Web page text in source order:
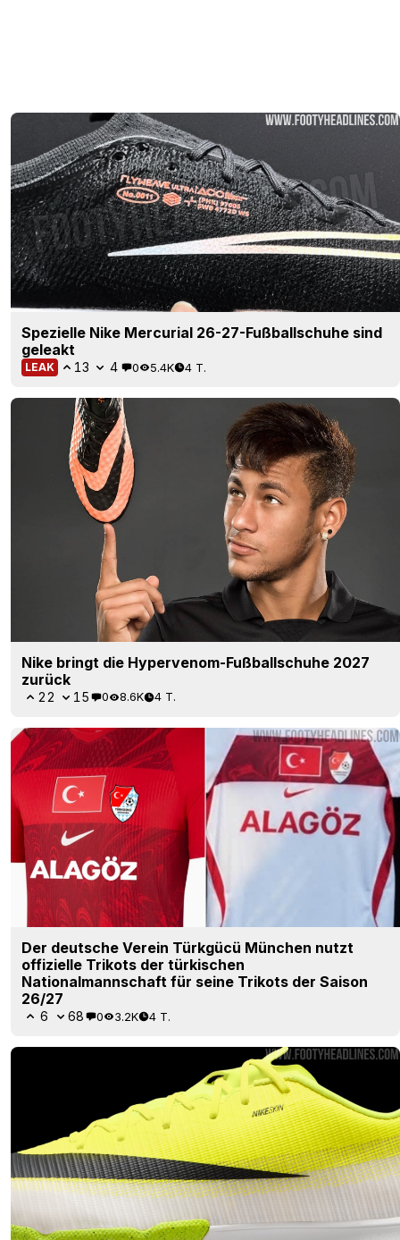
Spezielle Nike Mercurial 26-27-Fußballschuhe sind
geleakt
LEAK 13 4 0 5.4K 4 T.
Nike bringt die Hypervenom-Fußballschuhe 2027
zurück
22 15 0 8.6K 4 T.
Der deutsche Verein Türkgücü München nutzt
offizielle Trikots der türkischen
Nationalmannschaft für seine Trikots der Saison
26/27
6 68 0 3.2K 4 T.